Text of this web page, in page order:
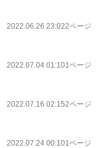
2022.06.26 23:022ページ
2022.07.04 01:101ページ
2022.07.16 02:152ページ
2022.07.24 00:101ページ